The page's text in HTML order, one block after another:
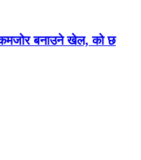
बनाउने खेल, को छ